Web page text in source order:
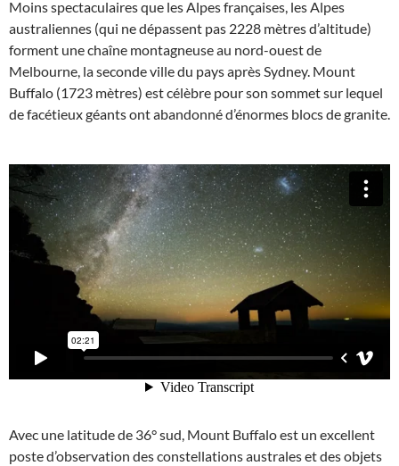
Moins spectaculaires que les Alpes françaises, les Alpes
australiennes (qui ne dépassent pas 2228 mètres d’altitude)
forment une chaîne montagneuse au nord-ouest de
Melbourne, la seconde ville du pays après Sydney. Mount
Buffalo (1723 mètres) est célèbre pour son sommet sur lequel
de facétieux géants ont abandonné d’énormes blocs de granite.
Avec une latitude de 36° sud, Mount Buffalo est un excellent
poste d’observation des constellations australes et des objets